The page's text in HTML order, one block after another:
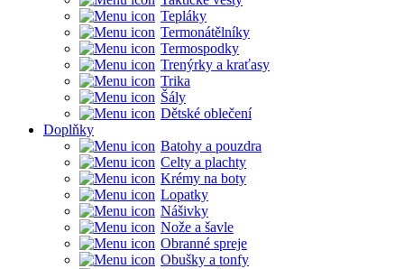
Tepláky
Termonátělníky
Termospodky
Trenýrky a kraťasy
Trika
Šály
Dětské oblečení
Doplňky
Batohy a pouzdra
Celty a plachty
Krémy na boty
Lopatky
Nášivky
Nože a šavle
Obranné spreje
Obušky a tonfy